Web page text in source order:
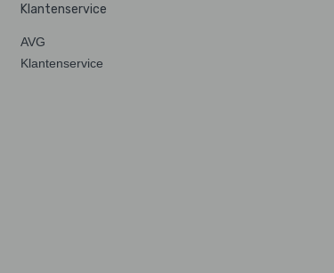
Klantenservice
AVG
Klantenservice